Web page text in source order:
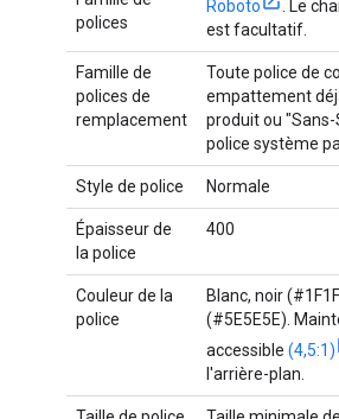
polices
Roboto
. Le
est facultatif.
Famille de
polices de
remplacement
Toute police de
empattement
produit ou
police système
Style de police Normale
Épaisseur de
la police
400
Couleur de la
police
Blanc, noir
(#5E5E5E).
accessible (4,5:1)
l'arrière-plan.